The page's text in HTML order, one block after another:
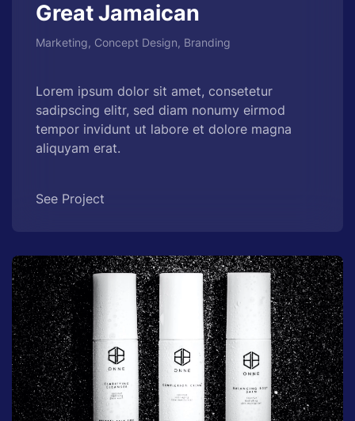
Great Jamaican
Marketing, Concept Design, Branding
Lorem ipsum dolor sit amet, consetetur
sadipscing elitr, sed diam nonumy eirmod
tempor invidunt ut labore et dolore magna
aliquyam erat.
See Project